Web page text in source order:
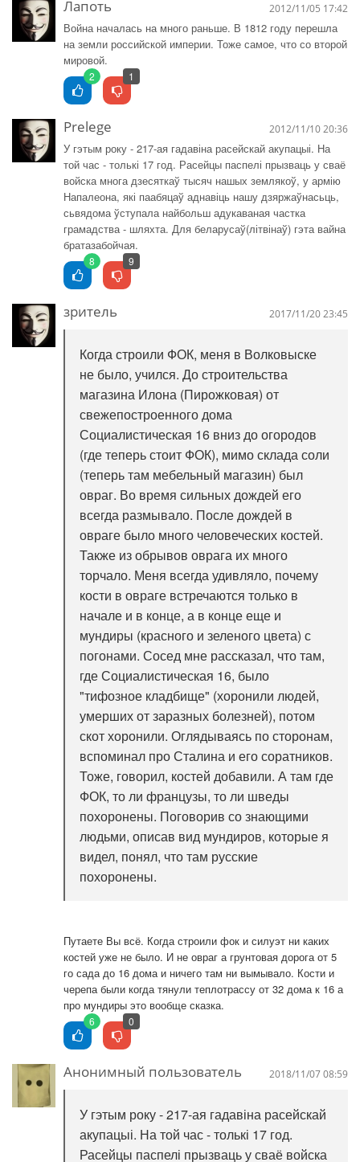
Лапоть 2012/11/05 17:42
Война началась на много раньше. В 1812 году перешла
на земли российской империи. Тоже самое, что со второй
мировой.
2 1
Prelege 2012/11/10 20:36
У гэтым року - 217-ая гадавіна расейскай акупацыі. На
той час - толькі 17 год. Расейцы паспелі прызваць у сваё
войска многа дзесяткаў тысяч нашых землякоў, у армію
Напалеона, які паабяцаў аднавіць нашу дзяржаўнасьць,
сьвядома ўступала найбольш адукаваная частка
грамадства - шляхта. Для беларусаў(літвінаў) гэта вайна
братазабойчая.
8 9
зритель 2017/11/20 23:45
Когда строили ФОК, меня в Волковыске
не было, учился. До строительства
магазина Илона (Пирожковая) от
свежепостроенного дома
Социалистическая 16 вниз до огородов
(где теперь стоит ФОК), мимо склада соли
(теперь там мебельный магазин) был
овраг. Во время сильных дождей его
всегда размывало. После дождей в
овраге было много человеческих костей.
Также из обрывов оврага их много
торчало. Меня всегда удивляло, почему
кости в овраге встречаются только в
начале и в конце, а в конце еще и
мундиры (красного и зеленого цвета) с
погонами. Сосед мне рассказал, что там,
где Социалистическая 16, было
"тифозное кладбище" (хоронили людей,
умерших от заразных болезней), потом
скот хоронили. Оглядываясь по сторонам,
вспоминал про Сталина и его соратников.
Тоже, говорил, костей добавили. А там где
ФОК, то ли французы, то ли шведы
похоронены. Поговорив со знающими
людьми, описав вид мундиров, которые я
видел, понял, что там русские
похоронены.
Путаете Вы всё. Когда строили фок и силуэт ни каких
костей уже не было. И не овраг а грунтовая дорога от 5
го сада до 16 дома и ничего там ни вымывало. Кости и
черепа были когда тянули теплотрассу от 32 дома к 16 а
про мундиры это вообще сказка.
6 0
Анонимный пользователь 2018/11/07 08:59
У гэтым року - 217-ая гадавіна расейскай
акупацыі. На той час - толькі 17 год.
Расейцы паспелі прызваць у сваё войска